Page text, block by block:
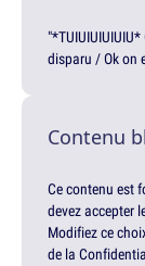
disparu / Ok on
Contenu
Ce contenu est
devez accepter
Modifiez ce
de la